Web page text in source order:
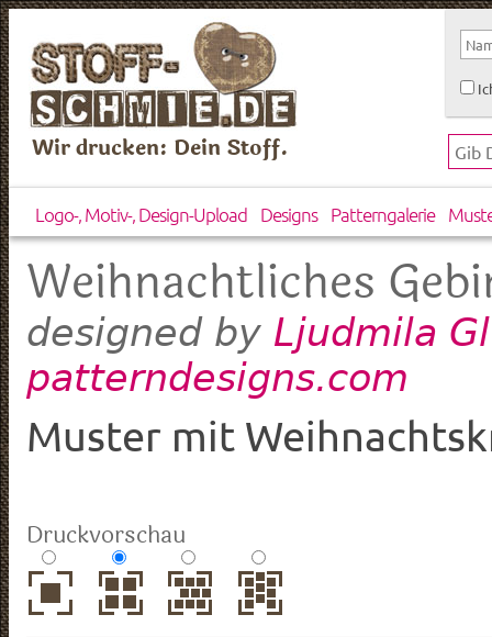
Wir drucken: Dein Stoff.
Logo-, Motiv-, Design-Upload Designs Patterngalerie
Weihnachtliches
designed by Ljudmila
patterndesigns.com
Muster mit
Druckvorschau